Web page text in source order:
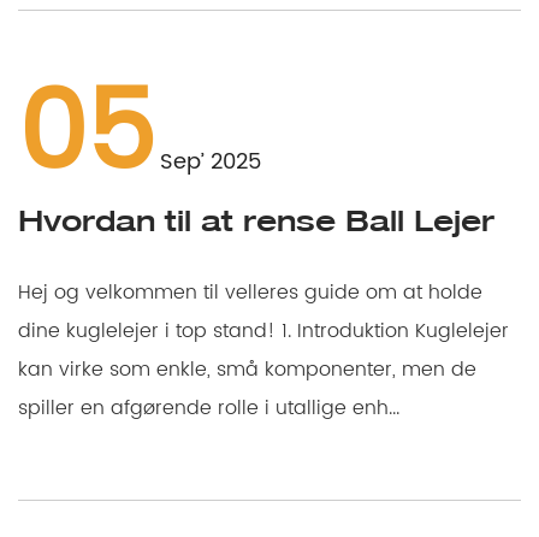
05 Sep’ 2025
Hvordan til at rense Ball Lejer
Hej og velkommen til velleres guide om at holde
dine kuglelejer i top stand! 1. Introduktion Kuglelejer
kan virke som enkle, små komponenter, men de
spiller en afgørende rolle i utallige enh...